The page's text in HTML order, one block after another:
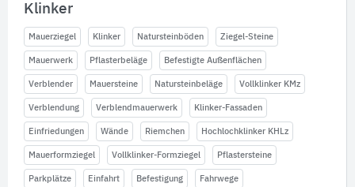
Klinker
Mauerziegel Klinker Natursteinböden Ziegel-Steine
Mauerwerk Pflasterbeläge Befestigte Außenflächen
Verblender Mauersteine Natursteinbeläge Vollklinker KMz
Verblendung Verblendmauerwerk Klinker-Fassaden
Einfriedungen Wände Riemchen Hochlochklinker KHLz
Mauerformziegel Vollklinker-Formziegel Pflastersteine
Parkplätze Einfahrt Befestigung Fahrwege